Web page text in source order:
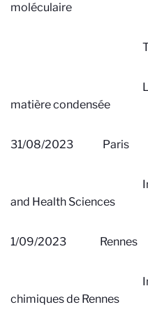
moléculaire
Thierry
Laboratoire
matière condensée
31/08/2023 Paris
Institute of
and Health Sciences
1/09/2023
Institut des
chimiques de Rennes